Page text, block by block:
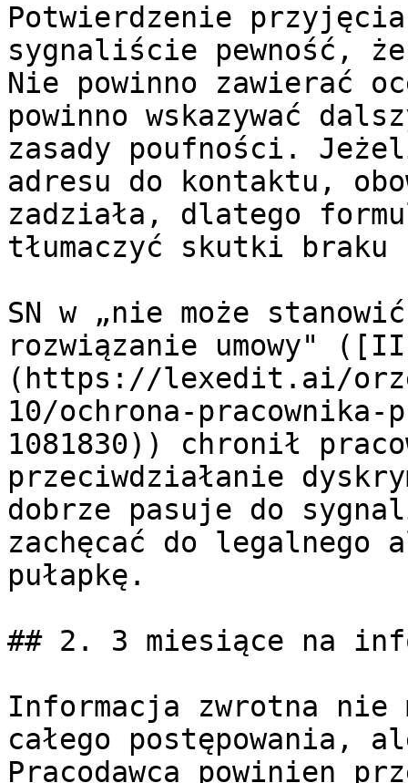
Potwierdzenie przyjęcia
sygnaliście pewność,
Nie powinno zawierać
powinno wskazywać
zasady poufności.
adresu do kontaktu,
zadziała, dlatego
tłumaczyć skutki
SN w „nie może
rozwiązanie umowy"
(https://lexedit.ai/
10/ochrona-pracownika-
1081830)) chronił
przeciwdziałanie
dobrze pasuje do
zachęcać do legalnego
pułapkę.
## 2. 3 miesiące na
Informacja zwrotna nie
całego postępowania,
Pracodawca powinien